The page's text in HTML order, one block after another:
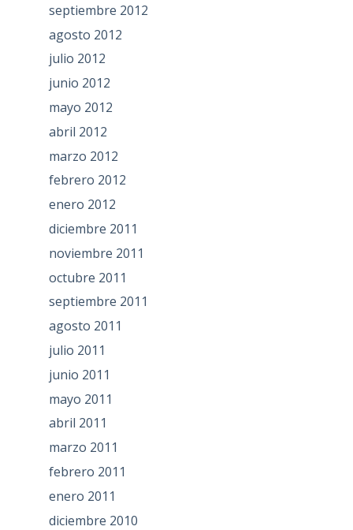
septiembre 2012
agosto 2012
julio 2012
junio 2012
mayo 2012
abril 2012
marzo 2012
febrero 2012
enero 2012
diciembre 2011
noviembre 2011
octubre 2011
septiembre 2011
agosto 2011
julio 2011
junio 2011
mayo 2011
abril 2011
marzo 2011
febrero 2011
enero 2011
diciembre 2010